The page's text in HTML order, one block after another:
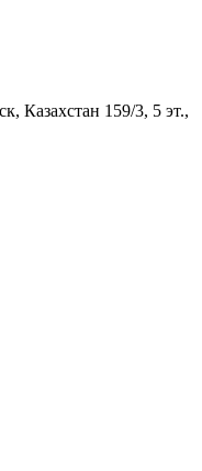
Казахстан 159/3, 5 эт.,